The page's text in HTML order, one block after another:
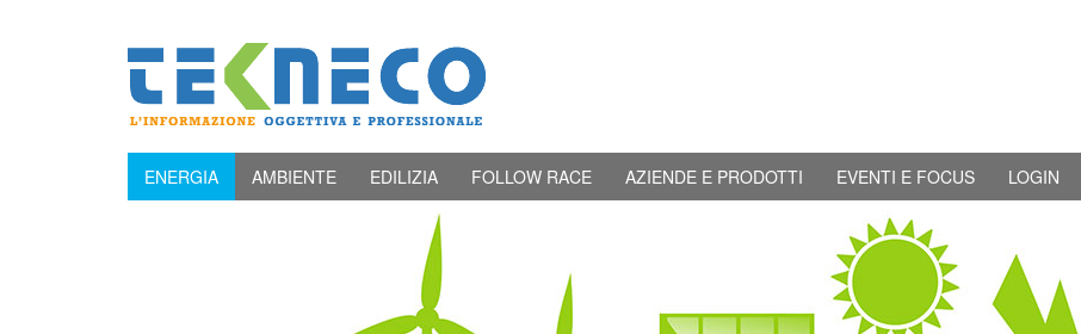
ENERGIA AMBIENTE EDILIZIA FOLLOW RACE AZIENDE E PRODOTTI EVENTI E FOCUS LOGIN